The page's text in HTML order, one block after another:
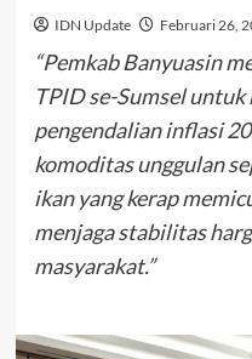
IDN Update Februari 26,
“Pemkab Banyuasin
TPID se-Sumsel
pengendalian inflasi
komoditas unggulan
ikan yang kerap
menjaga stabilitas
masyarakat.”